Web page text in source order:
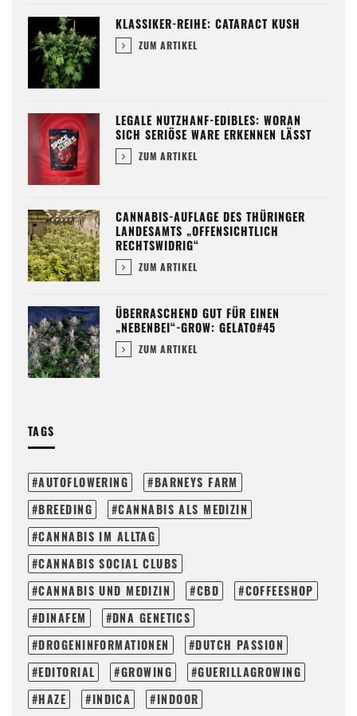
KLASSIKER-REIHE: CATARACT KUSH
ZUM ARTIKEL
LEGALE NUTZHANF-EDIBLES: WORAN
SICH SERIÖSE WARE ERKENNEN LÄSST
ZUM ARTIKEL
CANNABIS-AUFLAGE DES THÜRINGER
LANDESAMTS „OFFENSICHTLICH
RECHTSWIDRIG“
ZUM ARTIKEL
ÜBERRASCHEND GUT FÜR EINEN
„NEBENBEI“-GROW: GELATO#45
ZUM ARTIKEL
TAGS
AUTOFLOWERING
BARNEYS FARM
BREEDING
CANNABIS ALS MEDIZIN
CANNABIS IM ALLTAG
CANNABIS SOCIAL CLUBS
CANNABIS UND MEDIZIN
CBD
COFFEESHOP
DINAFEM
DNA GENETICS
DROGENINFORMATIONEN
DUTCH PASSION
EDITORIAL
GROWING
GUERILLAGROWING
HAZE
INDICA
INDOOR